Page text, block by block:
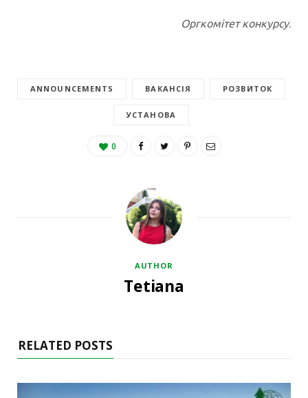
Оргкомітет конкурсу.
ANNOUNCEMENTS ВАКАНСІЯ РОЗВИТОК
УСТАНОВА
0
AUTHOR
Tetiana
RELATED POSTS